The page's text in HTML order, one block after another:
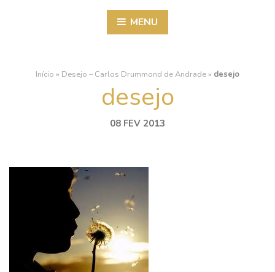
MENU
Início » Desejo – Carlos Drummond de Andrade » desejo
desejo
08 FEV 2013